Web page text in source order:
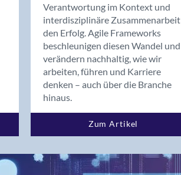
Bern - Liebefeld
Birsfelden
Bolligen
Verantwortung im Kontext und
interdisziplinäre Zusammenarbeit
den Erfolg. Agile Frameworks
beschleunigen diesen Wandel und
verändern nachhaltig, wie wir
arbeiten, führen und Karriere
denken – auch über die Branche
hinaus.
Zum Artikel